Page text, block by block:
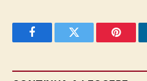
FacebookTwitter